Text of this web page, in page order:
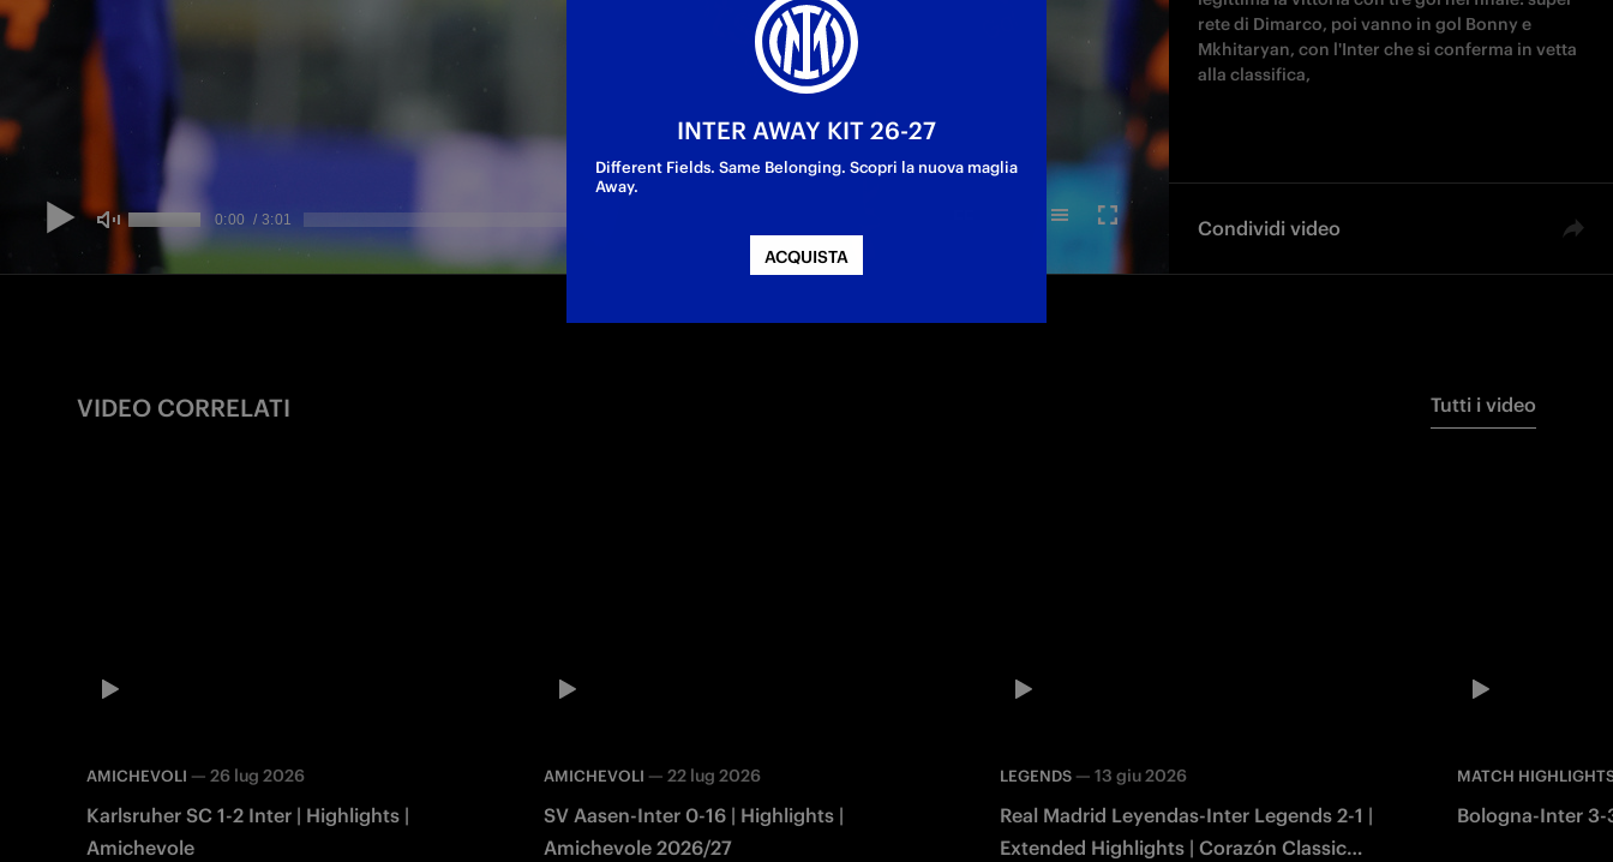
rete di Dimarco, poi vanno in gol Bonny e
Mkhitaryan, con l'Inter che si conferma in vetta
alla classifica,
Condividi video
VIDEO CORRELATI Tutti i video
AMICHEVOLI — 26 lug 2026
Karlsruher SC 1-2 Inter | Highlights |
Amichevole
AMICHEVOLI — 22 lug 2026
SV Aasen-Inter 0-16 | Highlights |
Amichevole 2026/27
LEGENDS —13 giu 2026
Real Madrid Leyendas-Inter Legends 2-1 |
Extended Highlights | Corazón Classic
MATCH
Bologna-Inter 3-
INTER AWAY KIT 26-27
Different Fields. Same Belonging. Scopri la nuova maglia
Away.
ACQUISTA